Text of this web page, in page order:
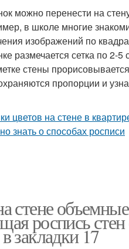
можно перенести на
в школе многие
изображений по
размечается сетка по 2-5
стены
пропорции и
стене
роспись
закладки 17